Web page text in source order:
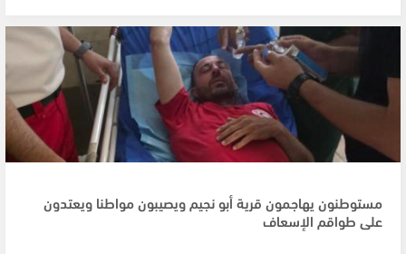
مستوطنون يهاجمون قرية أبو نجيم ويصيبون مواطنا ويعتدون
على طواقم الإسعاف